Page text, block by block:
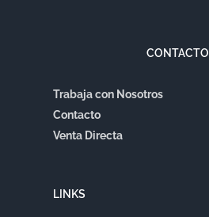
CONTACTO
Trabaja con Nosotros
Contacto
Venta Directa
LINKS